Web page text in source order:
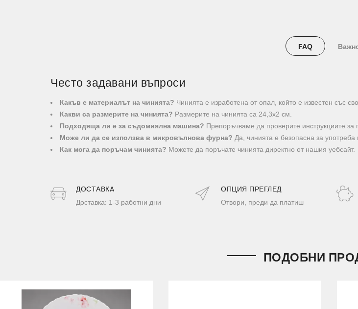
FAQ
Често задавани въпроси
Какъв е материалът на чинията? Чинията е изработена от опал, който е известен със
Какви са размерите на чинията? Размерите на чинията са 24,3х2 см.
Подходяща ли е за съдомиялна машина? Препоръчваме да проверите инструкциите за
Може ли да се използва в микровълнова фурна? Да, чинията е безопасна за
Как мога да поръчам чинията? Можете да поръчате чинията директно от нашия уебсайт.
ДОСТАВКA
Доставка: 1-3 работни дни
ОПЦИЯ ПРЕГЛЕД
Отвори, преди да платиш
ПОДОБНИ